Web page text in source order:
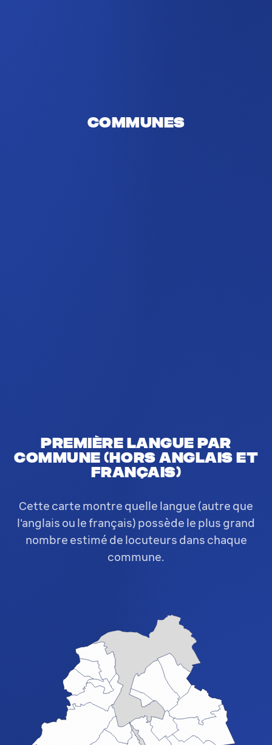
Communes
Première langue par
commune (hors anglais et
français)
Cette carte montre quelle langue (autre que
l'anglais ou le français) possède le plus grand
nombre estimé de locuteurs dans chaque
commune.